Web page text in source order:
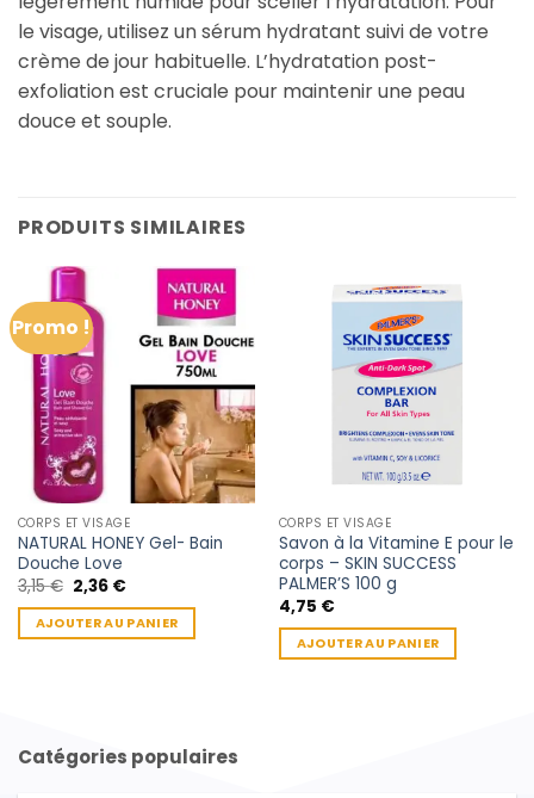
le visage, utilisez un sérum hydratant suivi de votre
crème de jour habituelle. L’hydratation post-
exfoliation est cruciale pour maintenir une peau
douce et souple.
PRODUITS SIMILAIRES
Promo !
CORPS ET VISAGE
NATURAL HONEY Gel- Bain
Douche Love
3,15€ Le
prix
initial
était :
3,15 €.
2,36 €Le
actuel
est :
2,36 €.
AJOUTER AU PANIER
CORPS ET VISAGE
Savon à la Vitamine E pour le
corps – SKIN SUCCESS
PALMER’S 100 g
4,75 €
AJOUTER AU PANIER
Catégories populaires